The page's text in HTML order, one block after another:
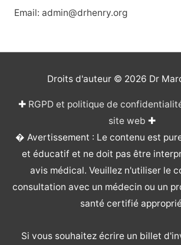
Email: admin@drhenry.org
Droits d'auteur © 2026 Dr
✚ RGPD et politique de
site web ✚
� Avertissement : Le contenu est
et éducatif et ne doit pas être
avis médical. Veuillez n'utiliser le
consultation avec un médecin ou un
santé certifié
Si vous souhaitez écrire un billet